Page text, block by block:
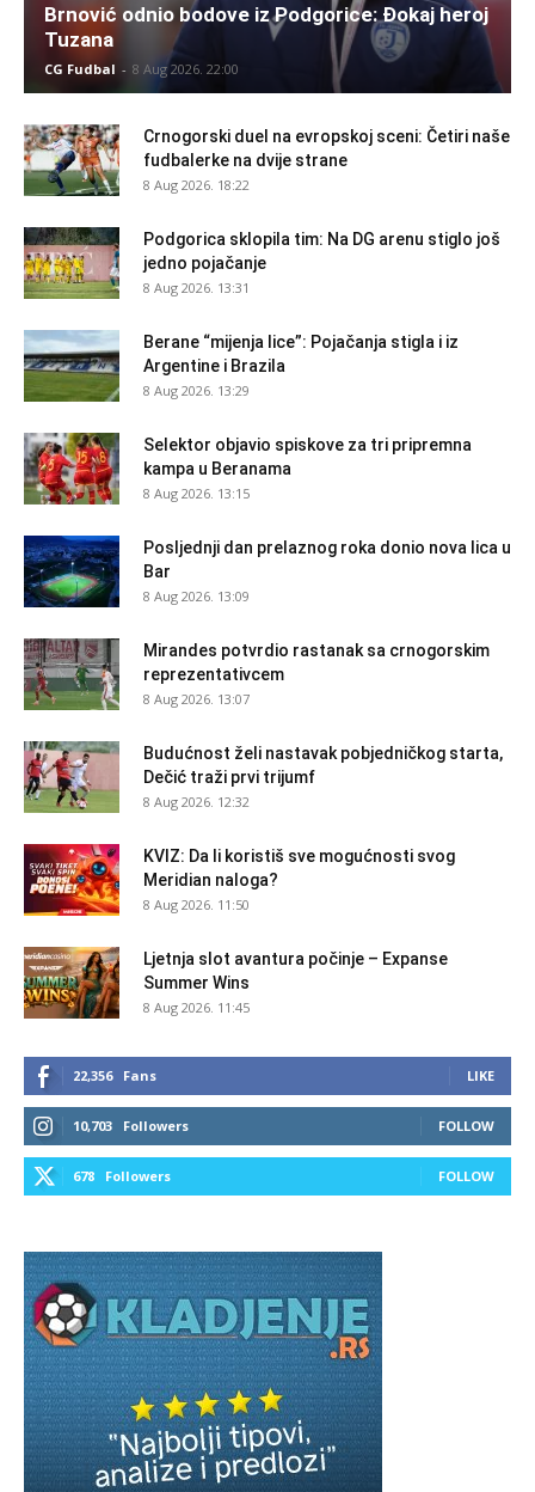
Brnović odnio bodove iz Podgorice: Đokaj heroj
Tuzana
CG Fudbal - 8 Aug 2026. 22:00
Crnogorski duel na evropskoj sceni: Četiri naše
fudbalerke na dvije strane
8 Aug 2026. 18:22
Podgorica sklopila tim: Na DG arenu stiglo još
jedno pojačanje
8 Aug 2026. 13:31
Berane “mijenja lice”: Pojačanja stigla i iz
Argentine i Brazila
8 Aug 2026. 13:29
Selektor objavio spiskove za tri pripremna
kampa u Beranama
8 Aug 2026. 13:15
Posljednji dan prelaznog roka donio nova lica u
Bar
8 Aug 2026. 13:09
Mirandes potvrdio rastanak sa crnogorskim
reprezentativcem
8 Aug 2026. 13:07
Budućnost želi nastavak pobjedničkog starta,
Dečić traži prvi trijumf
8 Aug 2026. 12:32
KVIZ: Da li koristiš sve mogućnosti svog
Meridian naloga?
8 Aug 2026. 11:50
Ljetnja slot avantura počinje – Expanse
Summer Wins
8 Aug 2026. 11:45
22,356 Fans LIKE
10,703 Followers FOLLOW
678 Followers FOLLOW